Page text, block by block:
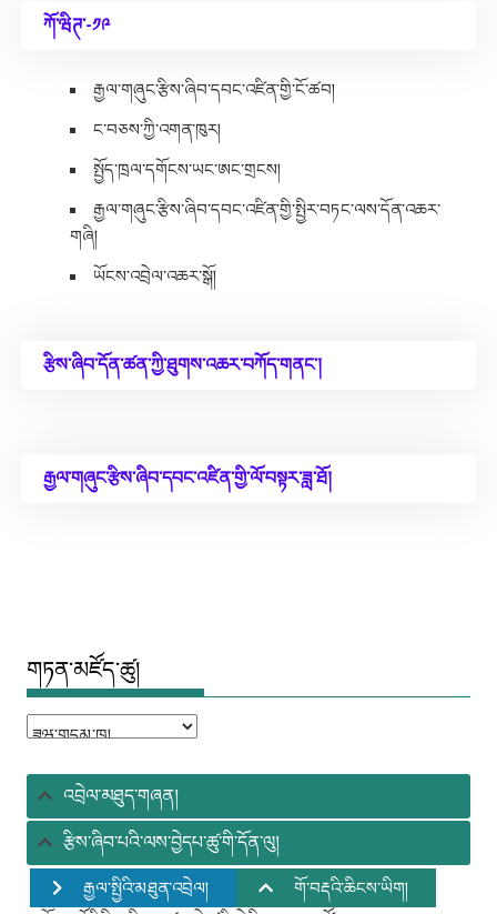
ཀོ་ཝིཊ་-༡༩
རྒྱལ་གཞུང་རྩིས་ཞིབ་དབང་འཛིན་གྱི་ངོ་ཚབ།
ང་བཅས་ཀྱི་འགན་ཁུར།
སྤྱོད་ཁྲལ་དགོངས་ཡང་ཨང་གྲངས།
རྒྱལ་གཞུང་རྩིས་ཞིབ་དབང་འཛིན་གྱི་སྤྱིར་བཏང་ལས་དོན་འཆར་
གཞི།
ཡོངས་འབྲེལ་འཆར་སྒོ།
རྩིས་ཞིབ་དོན་ཚན་ཀྱི་ཐུགས་འཆར་བཀོད་གནང་།
རྒྱལ་གཞུང་རྩིས་ཞིབ་དབང་འཛིན་གྱི་ལོ་བསྟར་ཟླ་ཐོ།
གཏན་མཛོད་ཚུ།
འབྲེལ་མཐུད་གཞན།
རྩིས་ཞིབ་པའི་ལས་བྱེདཔ་ཚུ་གི་དོན་ལུ།
རྒྱལ་སྤྱིའི་མཐུན་འབྲེལ།
གོ་བརྡའི་ཆིངས་ཡིག།